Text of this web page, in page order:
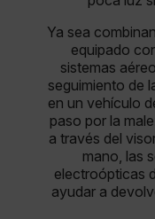
Ya sea
equipado
sistemas
seguimiento de
en un vehículo
paso por la
a través del
mano, las
electroópticas
ayudar a